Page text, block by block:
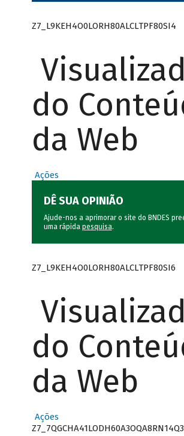
Z7_L9KEH4O0LORH80ALCLTPF80SI4
do
da Web
Ações
DÊ SUA OPINIÃO
Ajude-nos a aprimorar o site do BNDES
uma rápida pesquisa.
Z7_L9KEH4O0LORH80ALCLTPF80SI6
do
da Web
Ações
Z7_7QGCHA41LODH60A3OQA8RN14Q3